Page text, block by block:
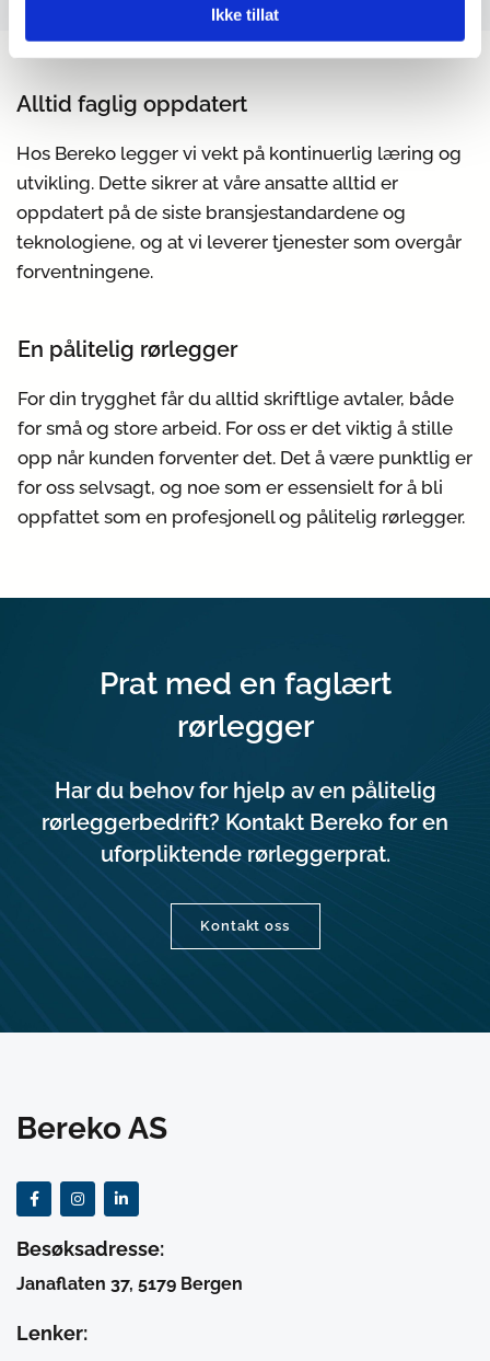
Ikke tillat
Alltid faglig oppdatert
Hos Bereko legger vi vekt på kontinuerlig læring og
utvikling. Dette sikrer at våre ansatte alltid er
oppdatert på de siste bransjestandardene og
teknologiene, og at vi leverer tjenester som overgår
forventningene.
En pålitelig rørlegger
For din trygghet får du alltid skriftlige avtaler, både
for små og store arbeid. For oss er det viktig å stille
opp når kunden forventer det. Det å være punktlig er
for oss selvsagt, og noe som er essensielt for å bli
oppfattet som en profesjonell og pålitelig rørlegger.
Prat med en faglært
rørlegger
Har du behov for hjelp av en pålitelig
rørleggerbedrift? Kontakt Bereko for en
uforpliktende rørleggerprat.
Kontakt oss
Bereko AS
Besøksadresse:
Janaflaten 37, 5179 Bergen
Lenker: